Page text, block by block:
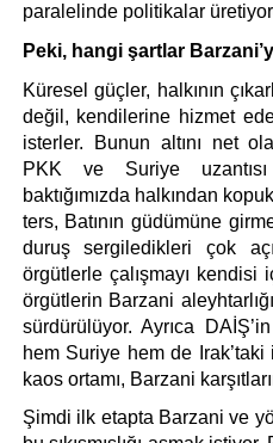
paralelinde politikalar
Peki, hangi şartlar
Küresel güçler, halkının
değil, kendilerine hizmet
isterler. Bunun altını net
PKK ve Suriye
baktığımızda halkından
ters, Batının güdümüne
duruş sergiledikleri çok
örgütlerle çalışmayı
örgütlerin Barzani
sürdürülüyor. Ayrıca
hem Suriye hem de Irak’taki
kaos ortamı, Barzani
Şimdi ilk etapta Barzani ve